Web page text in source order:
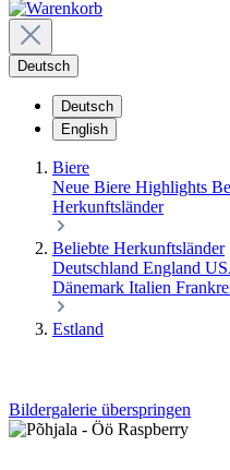
Deutsch
Deutsch
English
Biere
Neue Biere Highlights
Herkunftsländer
Beliebte Herkunftsländer
Deutschland England
Dänemark Italien
Estland
Bildergalerie überspringen